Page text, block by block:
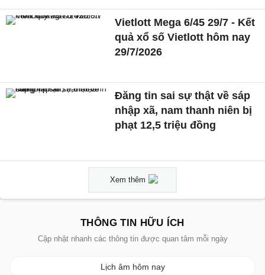
Vietlott Mega 6/45 29/7 - Kết
quả xổ số Vietlott hôm nay
29/7/2026
Đăng tin sai sự thật về sáp
nhập xã, nam thanh niên bị
phạt 12,5 triệu đồng
Xem thêm
THÔNG TIN HỮU ÍCH
Cập nhật nhanh các thông tin được quan tâm mỗi ngày
Lịch âm hôm nay